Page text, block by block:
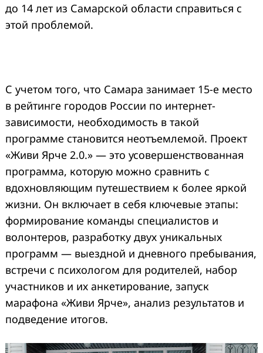
до 14 лет из Самарской области справиться с
этой проблемой.
С учетом того, что Самара занимает 15-е место
в рейтинге городов России по интернет-
зависимости, необходимость в такой
программе становится неотъемлемой. Проект
«Живи Ярче 2.0.» — это усовершенствованная
программа, которую можно сравнить с
вдохновляющим путешествием к более яркой
жизни. Он включает в себя ключевые этапы:
формирование команды специалистов и
волонтеров, разработку двух уникальных
программ — выездной и дневного пребывания,
встречи с психологом для родителей, набор
участников и их анкетирование, запуск
марафона «Живи Ярче», анализ результатов и
подведение итогов.
Search
for: